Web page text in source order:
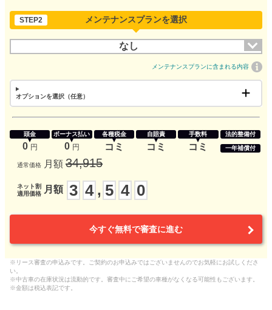
STEP2 メンテナンスプランを選択
なし
メンテナンスプランに含まれる内容
オプションを選択（任意）
頭金
0 円
ボーナス払い
0 円
各種税金
コミ
自賠責
コミ
手数料
コミ
法的整備付
一年補償付
通常価格 月額 34,915
ネット割
適用価格
月額 3 4 , 5 4 0
今すぐ無料で審査に進む
※リース審査の申込みです。ご契約のお申込みではございませんのでお気軽にお試しくださ
い。
※中古車の在庫状況は流動的です。審査中にご希望の車種がなくなる可能性もございます。
※金額は税込表記です。